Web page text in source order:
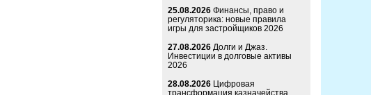
25.08.2026 Финансы, право и
регуляторика: новые правила
игры для застройщиков 2026
27.08.2026 Долги и Джаз.
Инвестиции в долговые активы
2026
28.08.2026 Цифровая